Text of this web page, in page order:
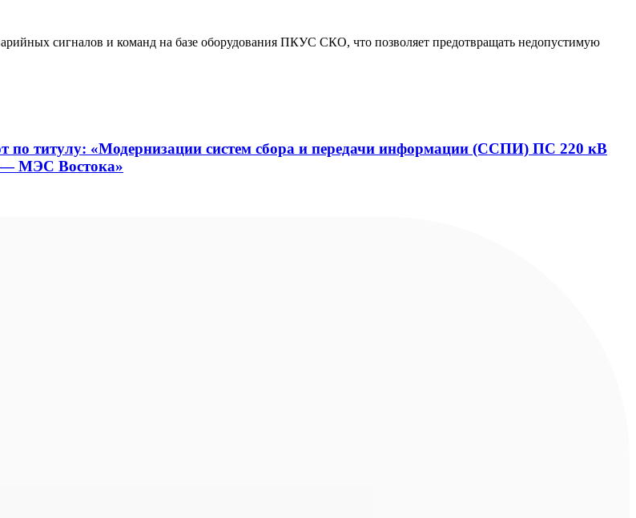
сигналов и команд на базе оборудования ПКУС СКО, что позволяет предотвращать недопустимую
титулу: «Модернизации систем сбора и передачи информации (ССПИ) ПС 220 кВ
— МЭС Востока»